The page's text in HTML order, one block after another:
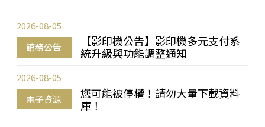
館務公告
【影印機公告】影印機多元支付系
統升級與功能調整通知
2026-08-05
電子資源
您可能被停權！請勿大量下載資料
庫！
2026-08-05